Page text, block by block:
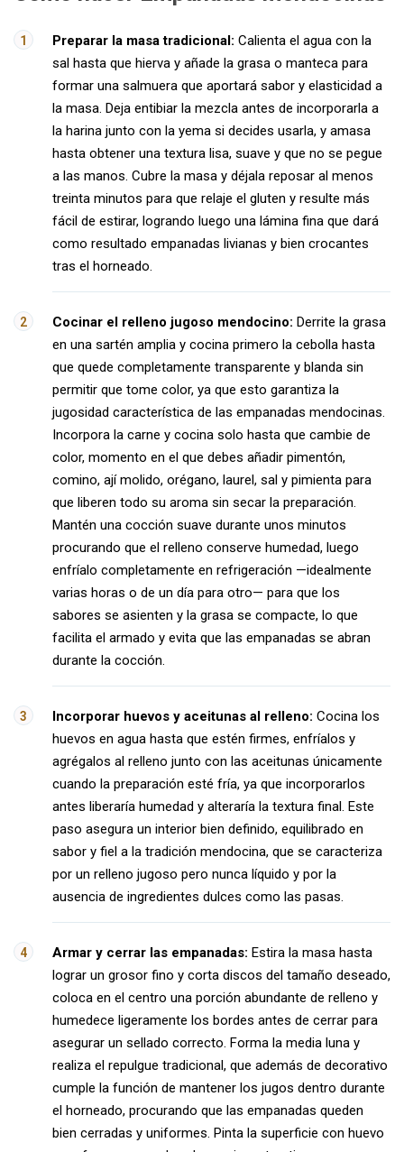
Preparar la masa tradicional: Calienta el agua con la
sal hasta que hierva y añade la grasa o manteca para
formar una salmuera que aportará sabor y elasticidad a
la masa. Deja entibiar la mezcla antes de incorporarla a
la harina junto con la yema si decides usarla, y amasa
hasta obtener una textura lisa, suave y que no se pegue
a las manos. Cubre la masa y déjala reposar al menos
treinta minutos para que relaje el gluten y resulte más
fácil de estirar, logrando luego una lámina fina que dará
como resultado empanadas livianas y bien crocantes
tras el horneado.
Cocinar el relleno jugoso mendocino: Derrite la grasa
en una sartén amplia y cocina primero la cebolla hasta
que quede completamente transparente y blanda sin
permitir que tome color, ya que esto garantiza la
jugosidad característica de las empanadas mendocinas.
Incorpora la carne y cocina solo hasta que cambie de
color, momento en el que debes añadir pimentón,
comino, ají molido, orégano, laurel, sal y pimienta para
que liberen todo su aroma sin secar la preparación.
Mantén una cocción suave durante unos minutos
procurando que el relleno conserve humedad, luego
enfríalo completamente en refrigeración —idealmente
varias horas o de un día para otro— para que los
sabores se asienten y la grasa se compacte, lo que
facilita el armado y evita que las empanadas se abran
durante la cocción.
Incorporar huevos y aceitunas al relleno: Cocina los
huevos en agua hasta que estén firmes, enfríalos y
agrégalos al relleno junto con las aceitunas únicamente
cuando la preparación esté fría, ya que incorporarlos
antes liberaría humedad y alteraría la textura final. Este
paso asegura un interior bien definido, equilibrado en
sabor y fiel a la tradición mendocina, que se caracteriza
por un relleno jugoso pero nunca líquido y por la
ausencia de ingredientes dulces como las pasas.
Armar y cerrar las empanadas: Estira la masa hasta
lograr un grosor fino y corta discos del tamaño deseado,
coloca en el centro una porción abundante de relleno y
humedece ligeramente los bordes antes de cerrar para
asegurar un sellado correcto. Forma la media luna y
realiza el repulgue tradicional, que además de decorativo
cumple la función de mantener los jugos dentro durante
el horneado, procurando que las empanadas queden
bien cerradas y uniformes. Pinta la superficie con huevo